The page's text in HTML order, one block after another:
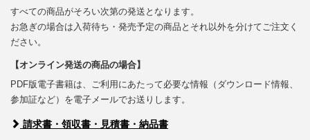
すべての商品がそろい次第の発送となります。
お急ぎの場合は入荷待ち・発売予定の商品とそれ以外を分けてご注文く
ださい。
【オンライン発送の商品の場合】
PDF版電子書籍は、ご利用にあたって必要な情報（ダウンロード情報、
参加証など）を電子メールでお送りします。
請求書・領収書・見積書・納品書